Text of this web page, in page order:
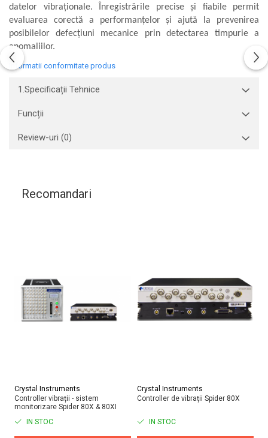
Aliniere hidro & termo
Termografie
datelor vibraționale. Înregistrările precise și fiabile permit
evaluarea corectă a performanțelor și ajută la prevenirea
posibilelor defecțiuni mecanice prin detectarea timpurie a
anomaliilor.
Informatii conformitate produs
1.Specificații Tehnice
Funcții
Review-uri (0)
Recomandari
Crystal Instruments
Controller vibrații - sistem
monitorizare Spider 80X & 80XI
IN STOC
Crystal Instruments
Controller de vibrații Spider 80X
IN STOC